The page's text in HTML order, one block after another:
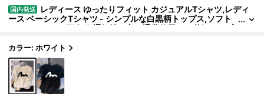
国内発送
レディース ゆったりフィット カジュアルTシャツ,レディ
ース ベーシックTシャツ - シンプルな白黒柄トップス,ソフト
でカジュアルな婦人服,通気性の良い通常使用いの必須トップ
サイズ,200G 半袖トップス,2026 Y2KTシャツ,個性的ななレトロ
シャツ,ミニマルベースシャツ,一年中着用可能なデイリーシャツ,通
気性のある素材で洗濯機対応,レギュラーラウンドネック,柔らかい
らかな筋肉のタッチりのTシャツ,女性への贈呈り物に最适
カラー: ホワイト